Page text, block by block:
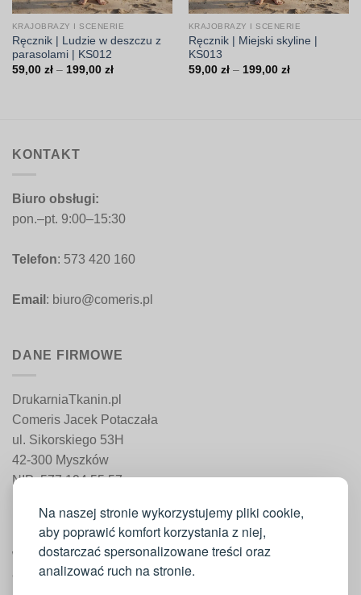
Na naszej stronie wykorzystujemy pliki cookie,
aby poprawić komfort korzystania z niej,
dostarczać spersonalizowane treści oraz
analizować ruch na stronie.
KRAJOBRAZY I SCENERIE
Ręcznik | Ludzie w deszczu z
parasolami | KS012
59,00 zł – 199,00 złZakres
KRAJOBRAZY I SCENERIE
Ręcznik | Miejski skyline |
KS013
59,00 zł – 199,00 złZakres
KONTAKT
Biuro obsługi:
pon.–pt. 9:00–15:30
Telefon: 573 420 160
Email : biuro@comeris.pl
DANE FIRMOWE
DrukarniaTkanin.pl
Comeris Jacek Potaczała
ul. Sikorskiego 53H
42-300 Myszków
NIP: 577 194 55 57
WAŻNE INFORMACJE